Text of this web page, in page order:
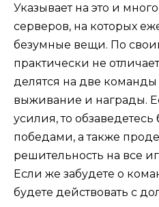
Указывает на это и
серверов, на которых
безумные вещи. По
практически не
делятся на две команды
выживание и награды.
усилия, то
победами, а также
решительность на все
Если же забудете о
будете действовать с